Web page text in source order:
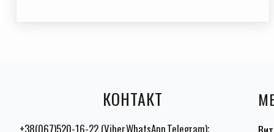
КОНТАКТ
+38(067)520-16-22 (Viber,WhatsApp,Telegram);